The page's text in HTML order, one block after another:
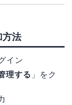
方法
イン
理する 」をク